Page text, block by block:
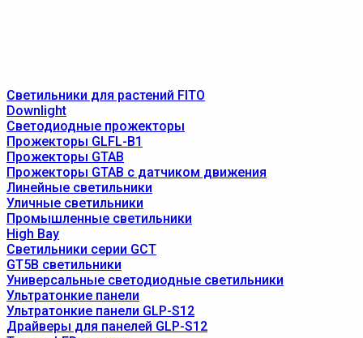
Светильники для растений FITO
Downlight
Светодиодные прожекторы
Прожекторы GLFL-B1
Прожекторы GTAB
Прожекторы GTAB с датчиком движения
Линейные светильники
Уличные светильники
Промышленные светильники
High Bay
Светильники серии GCT
GT5B светильники
Универсальные светодиодные светильники
Ультратонкие панели
Ультратонкие панели GLP-S12
Драйверы для панелей GLP-S12